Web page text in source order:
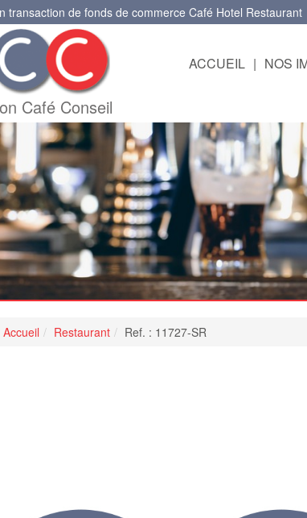
transaction de fonds de commerce Café Hotel Restaurant
Café Conseil
ACCUEIL | NOS
Accueil Restaurant Ref. : 11727-SR